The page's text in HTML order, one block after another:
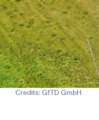
Credits: GfTD GmbH